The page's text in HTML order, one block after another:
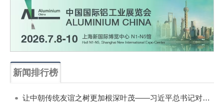
新闻排行榜
让中朝传统友谊之树更加根深叶茂——习近平总书记对朝鲜进行国事访问纪实